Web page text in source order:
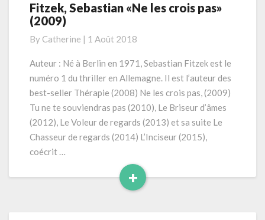
Fitzek,
Sebastian
les
crois
(2009)
Fitzek, Sebastian «Ne les crois pas»
(2009)
By Catherine | 1 Août 2018
Auteur : Né à Berlin en 1971, Sebastian Fitzek est le
numéro 1 du thriller en Allemagne. Il est l’auteur des
best-seller Thérapie (2008) Ne les crois pas, (2009)
Tu ne te souviendras pas (2010), Le Briseur d’âmes
(2012), Le Voleur de regards (2013) et sa suite Le
Chasseur de regards (2014) L’Inciseur (2015),
coécrit …
+
Read